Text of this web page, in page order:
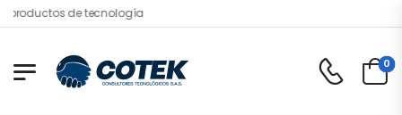
de tecnología
0